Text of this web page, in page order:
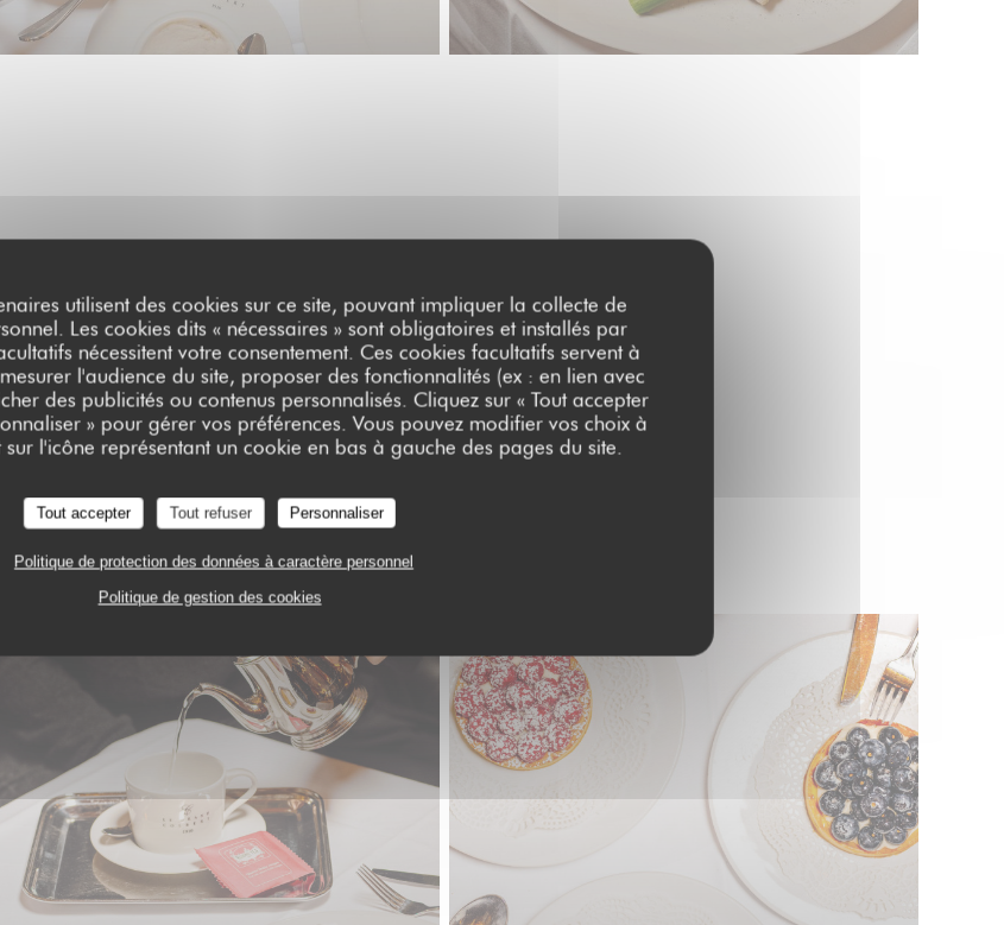
utilisent des cookies sur ce site, pouvant impliquer la collecte de
Les cookies dits « nécessaires » sont obligatoires et installés par
nécessitent votre consentement. Ces cookies facultatifs servent à
l'audience du site, proposer des fonctionnalités (ex : en lien avec
des publicités ou contenus personnalisés. Cliquez sur « Tout accepter
» pour gérer vos préférences. Vous pouvez modifier vos choix à
l'icône représentant un cookie en bas à gauche des pages du site.
Tout accepter Tout refuser Personnaliser
Politique de protection des données à caractère personnel
Politique de gestion des cookies
LE TEA TIME